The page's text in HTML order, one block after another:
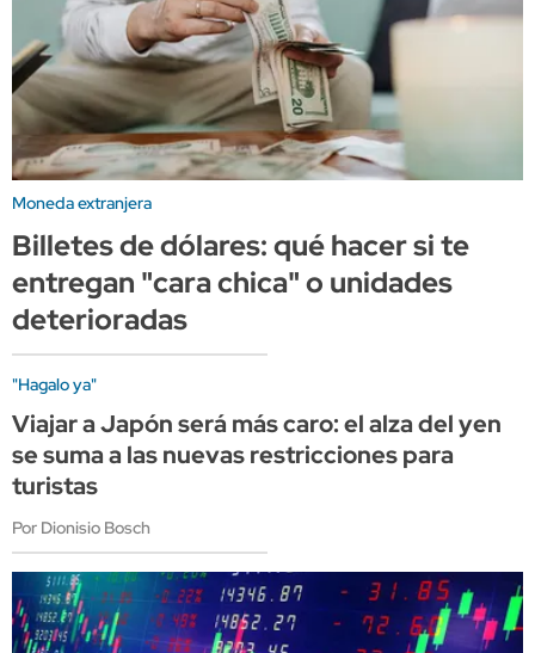
Moneda extranjera
Billetes de dólares: qué hacer si te
entregan "cara chica" o unidades
deterioradas
"Hagalo ya"
Viajar a Japón será más caro: el alza del yen
se suma a las nuevas restricciones para
turistas
Por Dionisio Bosch